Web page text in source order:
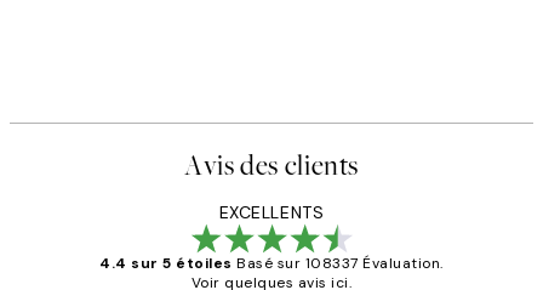
Avis des clients
EXCELLENTS
4.4 sur 5 étoiles Basé sur 108337 Évaluation.
Voir quelques avis ici.